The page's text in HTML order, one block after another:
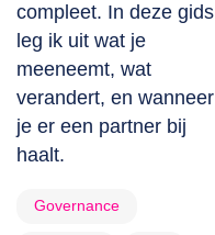
compleet. In deze gids
leg ik uit wat je
meeneemt, wat
verandert, en wanneer
je er een partner bij
haalt.
Governance